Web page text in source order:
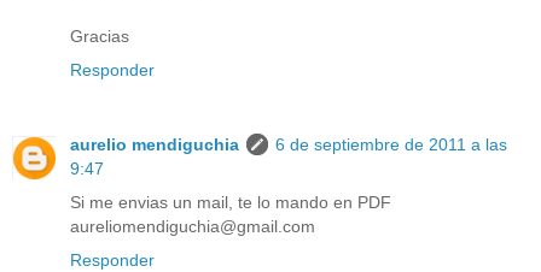
Gracias
Responder
aurelio mendiguchia
6 de septiembre de 2011 a las
9:47
Si me envias un mail, te lo mando en PDF
aureliomendiguchia@gmail.com
Responder